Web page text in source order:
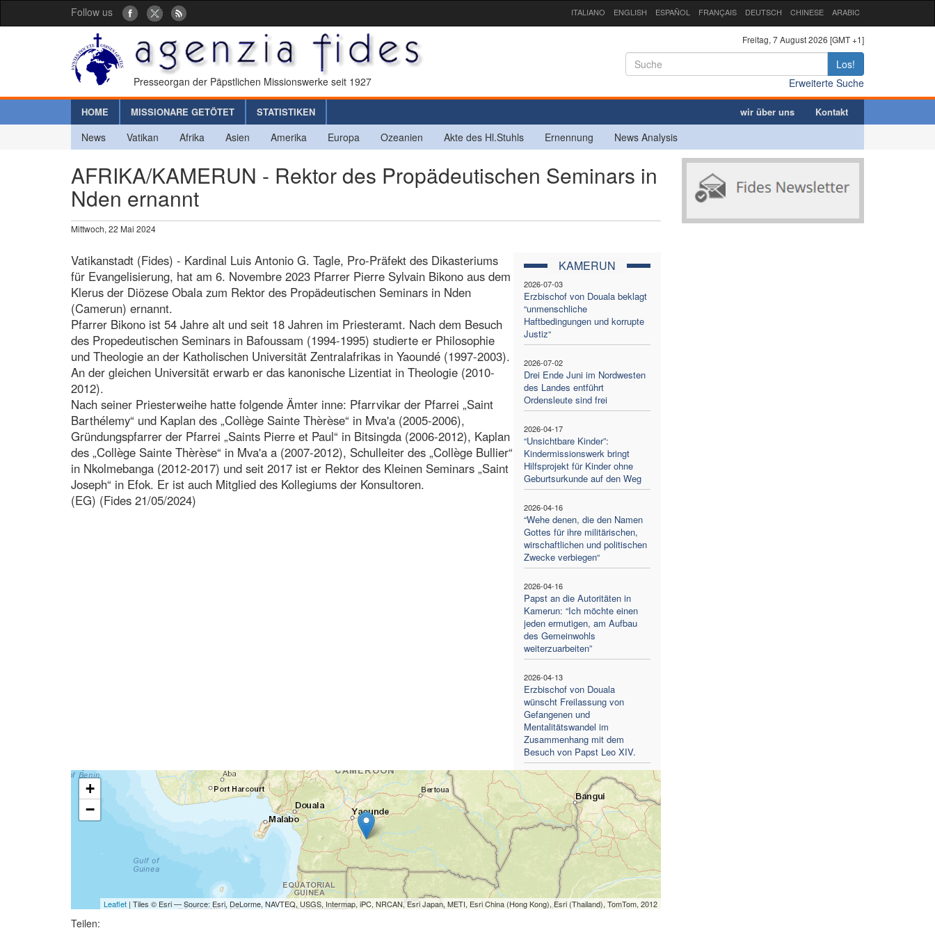
Follow us ITALIANO ENGLISH ESPAÑOL FRANÇAIS DEUTSCH CHINESE ARABIC
Presseorgan der Päpstlichen Missionswerke seit 1927
Freitag, 7 August 2026 [GMT +1]
Los!
Erweiterte Suche
HOME MISSIONARE GETÖTET STATISTIKEN wir über uns Kontakt
News Vatikan Afrika Asien Amerika Europa Ozeanien Akte des Hl.Stuhls Ernennung News Analysis
AFRIKA/KAMERUN - Rektor des Propädeutischen Seminars in
Nden ernannt
Mittwoch, 22 Mai 2024
KAMERUN
2026-07-03
Erzbischof von Douala beklagt
“unmenschliche
Haftbedingungen und korrupte
Justiz“
2026-07-02
Drei Ende Juni im Nordwesten
des Landes entführt
Ordensleute sind frei
2026-04-17
“Unsichtbare Kinder”:
Kindermissionswerk bringt
Hilfsprojekt für Kinder ohne
Geburtsurkunde auf den Weg
2026-04-16
“Wehe denen, die den Namen
Gottes für ihre militärischen,
wirschaftlichen und politischen
Zwecke verbiegen“
2026-04-16
Papst an die Autoritäten in
Kamerun: “Ich möchte einen
jeden ermutigen, am Aufbau
des Gemeinwohls
weiterzuarbeiten”
2026-04-13
Erzbischof von Douala
wünscht Freilassung von
Gefangenen und
Mentalitätswandel im
Zusammenhang mit dem
Besuch von Papst Leo XIV.
Vatikanstadt (Fides) - Kardinal Luis Antonio G. Tagle, Pro-Präfekt des Dikasteriums
für Evangelisierung, hat am 6. Novembre 2023 Pfarrer Pierre Sylvain Bikono aus dem
Klerus der Diözese Obala zum Rektor des Propädeutischen Seminars in Nden
(Camerun) ernannt.
Pfarrer Bikono ist 54 Jahre alt und seit 18 Jahren im Priesteramt. Nach dem Besuch
des Propedeutischen Seminars in Bafoussam (1994-1995) studierte er Philosophie
und Theologie an der Katholischen Universität Zentralafrikas in Yaoundé (1997-2003).
An der gleichen Universität erwarb er das kanonische Lizentiat in Theologie (2010-
2012).
Nach seiner Priesterweihe hatte folgende Ämter inne: Pfarrvikar der Pfarrei „Saint
Barthélemy“ und Kaplan des „Collège Sainte Thèrèse“ in Mva'a (2005-2006),
Gründungspfarrer der Pfarrei „Saints Pierre et Paul“ in Bitsingda (2006-2012), Kaplan
des „Collège Sainte Thèrèse“ in Mva'a a (2007-2012), Schulleiter des „Collège Bullier“
in Nkolmebanga (2012-2017) und seit 2017 ist er Rektor des Kleinen Seminars „Saint
Joseph“ in Efok. Er ist auch Mitglied des Kollegiums der Konsultoren.
(EG) (Fides 21/05/2024)
+
−
Leaflet| Tiles © Esri — Source: Esri, DeLorme, NAVTEQ, USGS, Intermap, iPC, NRCAN, Esri Japan, METI, Esri China (Hong Kong), Esri (Thailand), TomTom, 2012
Teilen: